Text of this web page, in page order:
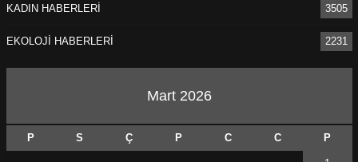
KADIN HABERLERİ 3505
EKOLOJİ HABERLERİ 2231
Mart 2026
P S Ç P C C P